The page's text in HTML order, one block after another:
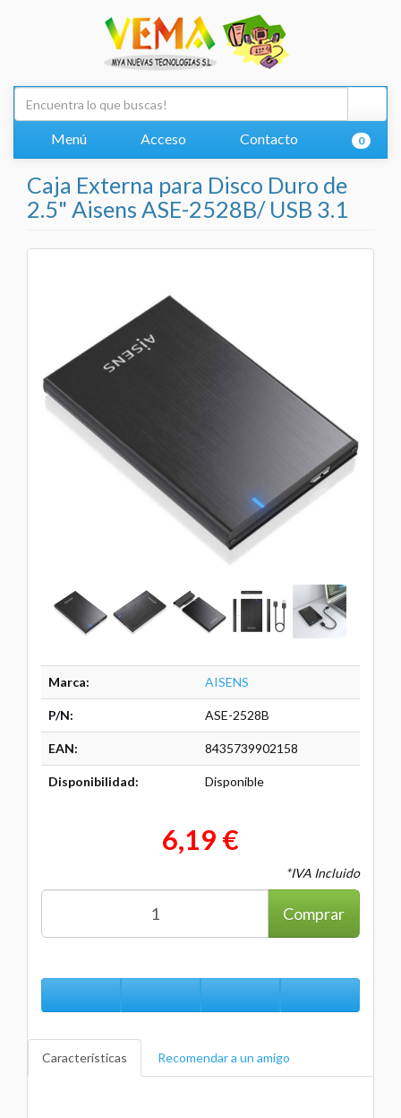
Menú Acceso Contacto 0
Caja Externa para Disco Duro de
2.5" Aisens ASE-2528B/ USB 3.1
Marca: AISENS
P/N: ASE-2528B
EAN: 8435739902158
Disponibilidad: Disponible
6,19 €
*IVA Incluido
Comprar
Características Recomendar a un amigo